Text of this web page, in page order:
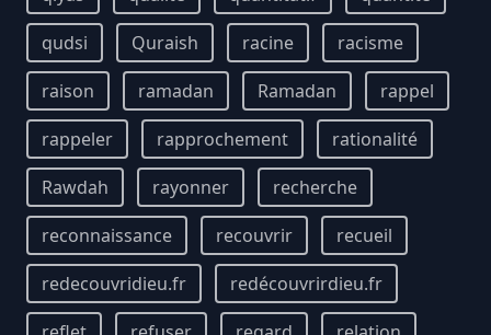
qudsi
Quraish racine
racisme
raison
ramadan Ramadan
rappel
rappeler
rapprochement
rationalité
Rawdah
rayonner
recherche
reconnaissance
recouvrir
recueil
redecouvridieu.fr
redécouvrirdieu.fr